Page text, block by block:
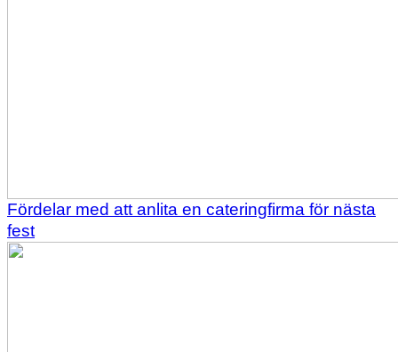
Fördelar med att anlita en cateringfirma för nästa
fest